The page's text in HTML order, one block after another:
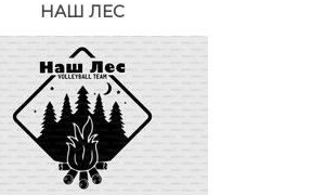
НАШ ЛЕС